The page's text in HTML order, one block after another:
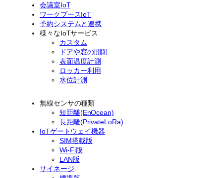
会議室IoT
ワークブースIoT
予約システムと連携
様々なIoTサービス
カスタム
ドアや窓の開閉
表面温度計測
ロッカー利用
水位計測
無線センサの種類
短距離(EnOcean)
長距離(PrivateLoRa)
IoTゲートウェイ機器
SIM搭載版
Wi-Fi版
LAN版
サイネージ